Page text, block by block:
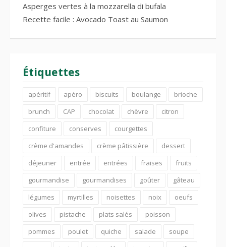
Asperges vertes à la mozzarella di bufala
Recette facile : Avocado Toast au Saumon
Étiquettes
apéritif apéro biscuits boulange
brioche
brunch
CAP chocolat chèvre
citron
confiture
conserves
courgettes
crème d'amandes
crème pâtissière
dessert
déjeuner
entrée entrées fraises
fruits
gourmandise
gourmandises goûter
gâteau
légumes
myrtilles noisettes noix
oeufs
olives
pistache plats salés
poisson
pommes
poulet quiche salade
soupe